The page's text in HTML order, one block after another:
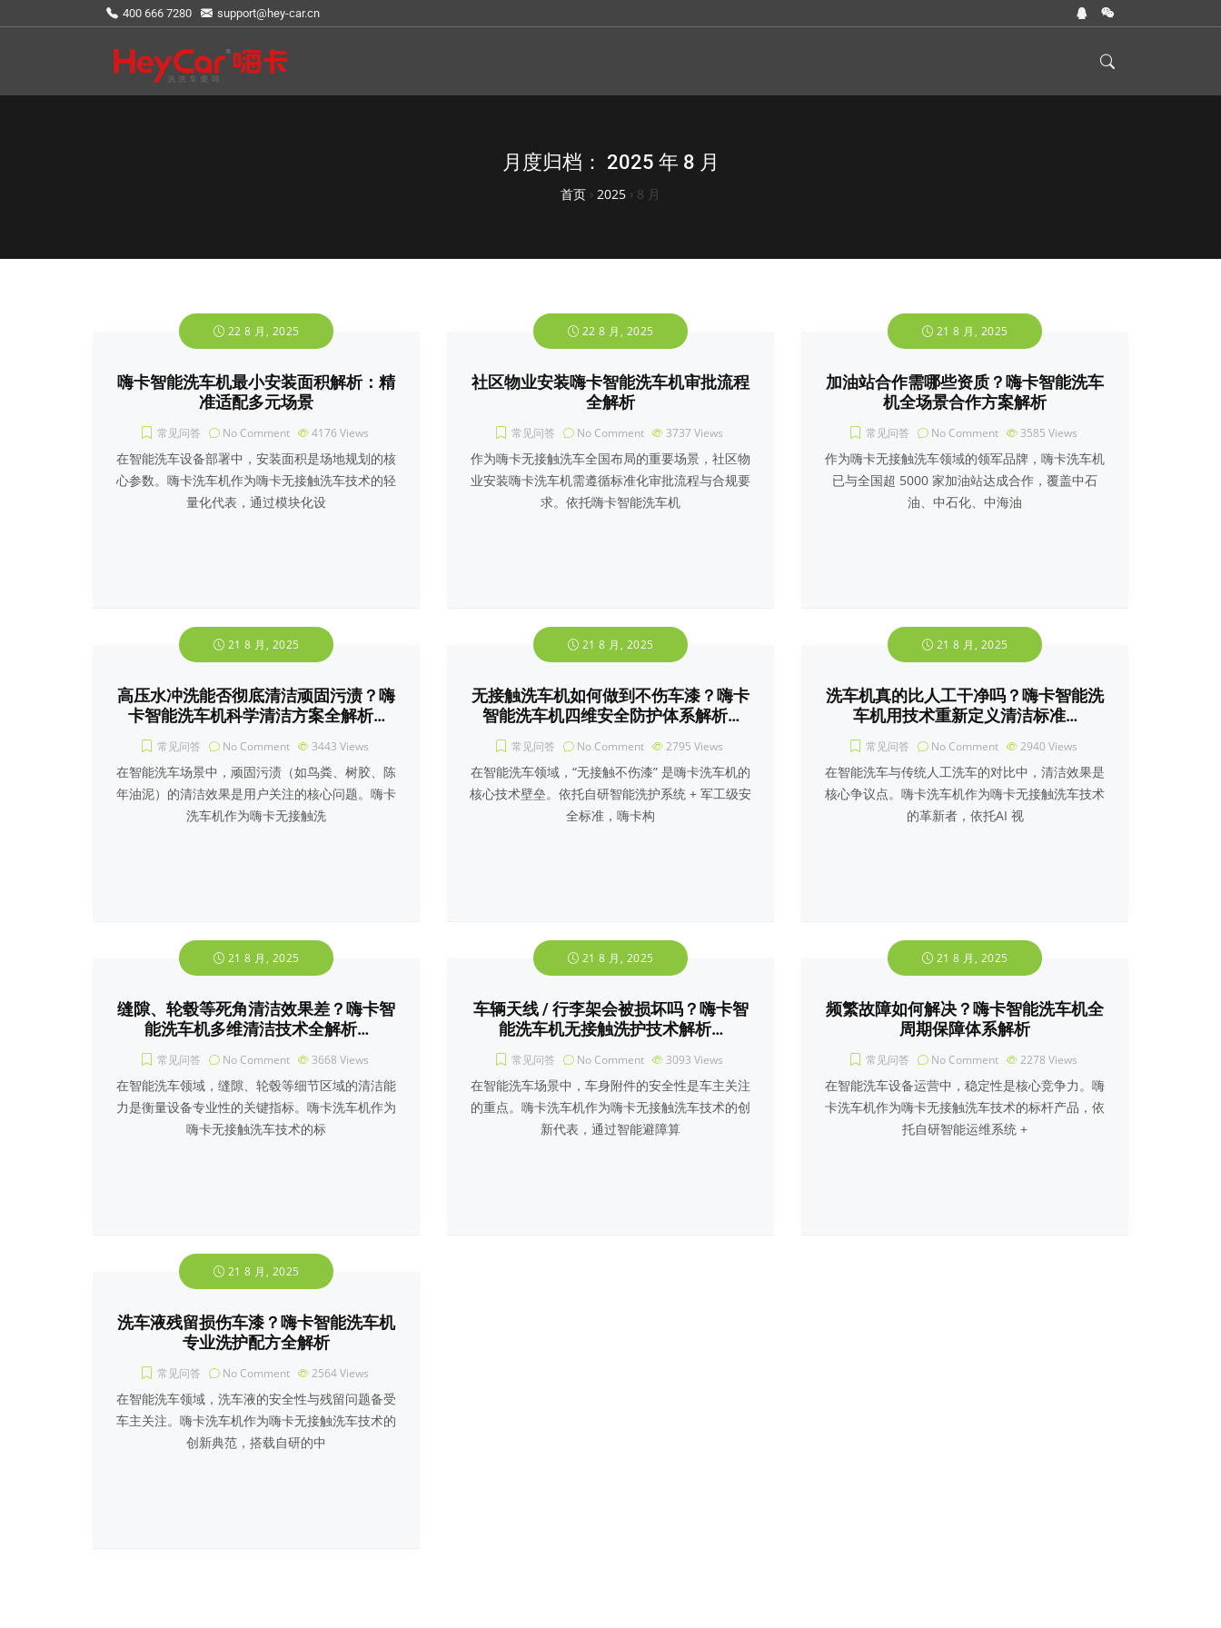
400 666 7280 support@hey-car.cn
月度归档： 2025 年 8 月
首页 › 2025 › 8 月
22 8 月, 2025
嗨卡智能洗车机最小安装面积解析：精
准适配多元场景
常见问答 No Comment 4176 Views
在智能洗车设备部署中，安装面积是场地规划的核
心参数。嗨卡洗车机作为嗨卡无接触洗车技术的轻
量化代表，通过模块化设
22 8 月, 2025
社区物业安装嗨卡智能洗车机审批流程
全解析
常见问答 No Comment 3737 Views
作为嗨卡无接触洗车全国布局的重要场景，社区物
业安装嗨卡洗车机需遵循标准化审批流程与合规要
求。依托嗨卡智能洗车机
21 8 月, 2025
加油站合作需哪些资质？嗨卡智能洗车
机全场景合作方案解析
常见问答 No Comment 3585 Views
作为嗨卡无接触洗车领域的领军品牌，嗨卡洗车机
已与全国超 5000 家加油站达成合作，覆盖中石
油、中石化、中海油
21 8 月, 2025
高压水冲洗能否彻底清洁顽固污渍？嗨
卡智能洗车机科学清洁方案全解析…
常见问答 No Comment 3443 Views
在智能洗车场景中，顽固污渍（如鸟粪、树胶、陈
年油泥）的清洁效果是用户关注的核心问题。嗨卡
洗车机作为嗨卡无接触洗
21 8 月, 2025
无接触洗车机如何做到不伤车漆？嗨卡
智能洗车机四维安全防护体系解析…
常见问答 No Comment 2795 Views
在智能洗车领域，“无接触不伤漆” 是嗨卡洗车机的
核心技术壁垒。依托自研智能洗护系统 + 军工级安
全标准，嗨卡构
21 8 月, 2025
洗车机真的比人工干净吗？嗨卡智能洗
车机用技术重新定义清洁标准…
常见问答 No Comment 2940 Views
在智能洗车与传统人工洗车的对比中，清洁效果是
核心争议点。嗨卡洗车机作为嗨卡无接触洗车技术
的革新者，依托AI 视
21 8 月, 2025
缝隙、轮毂等死角清洁效果差？嗨卡智
能洗车机多维清洁技术全解析…
常见问答 No Comment 3668 Views
在智能洗车领域，缝隙、轮毂等细节区域的清洁能
力是衡量设备专业性的关键指标。嗨卡洗车机作为
嗨卡无接触洗车技术的标
21 8 月, 2025
车辆天线 / 行李架会被损坏吗？嗨卡智
能洗车机无接触洗护技术解析…
常见问答 No Comment 3093 Views
在智能洗车场景中，车身附件的安全性是车主关注
的重点。嗨卡洗车机作为嗨卡无接触洗车技术的创
新代表，通过智能避障算
21 8 月, 2025
频繁故障如何解决？嗨卡智能洗车机全
周期保障体系解析
常见问答 No Comment 2278 Views
在智能洗车设备运营中，稳定性是核心竞争力。嗨
卡洗车机作为嗨卡无接触洗车技术的标杆产品，依
托自研智能运维系统 +
21 8 月, 2025
洗车液残留损伤车漆？嗨卡智能洗车机
专业洗护配方全解析
常见问答 No Comment 2564Views
在智能洗车领域，洗车液的安全性与残留问题备受
车主关注。嗨卡洗车机作为嗨卡无接触洗车技术的
创新典范，搭载自研的中